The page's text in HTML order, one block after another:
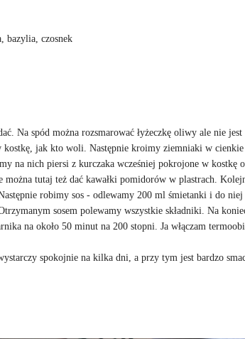
bazylia, czosnek
Na spód można rozsmarować łyżeczkę oliwy ale nie jest
kostkę, jak kto woli. Następnie kroimy ziemniaki w cienkie
na nich piersi z kurczaka wcześniej pokrojone w kostkę
tutaj też dać kawałki pomidorów w plastrach.
robimy sos - odlewamy 200 ml śmietanki i do niej
sosem polewamy wszystkie składniki. Na
na około 50 minut na 200 stopni. Ja włączam
spokojnie na kilka dni, a przy tym jest bardzo